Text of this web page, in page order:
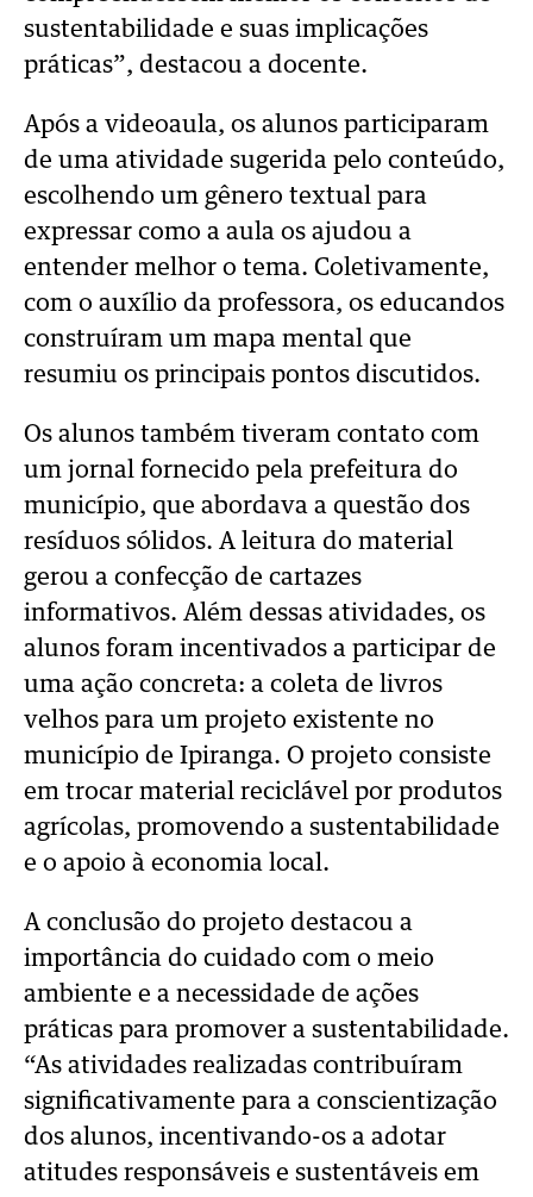
sustentabilidade e suas implicações
práticas”, destacou a docente.
Após a videoaula, os alunos participaram
de uma atividade sugerida pelo conteúdo,
escolhendo um gênero textual para
expressar como a aula os ajudou a
entender melhor o tema. Coletivamente,
com o auxílio da professora, os educandos
construíram um mapa mental que
resumiu os principais pontos discutidos.
Os alunos também tiveram contato com
um jornal fornecido pela prefeitura do
município, que abordava a questão dos
resíduos sólidos. A leitura do material
gerou a confecção de cartazes
informativos. Além dessas atividades, os
alunos foram incentivados a participar de
uma ação concreta: a coleta de livros
velhos para um projeto existente no
município de Ipiranga. O projeto consiste
em trocar material reciclável por produtos
agrícolas, promovendo a sustentabilidade
e o apoio à economia local.
A conclusão do projeto destacou a
importância do cuidado com o meio
ambiente e a necessidade de ações
práticas para promover a sustentabilidade.
“As atividades realizadas contribuíram
significativamente para a conscientização
dos alunos, incentivando-os a adotar
atitudes responsáveis e sustentáveis em